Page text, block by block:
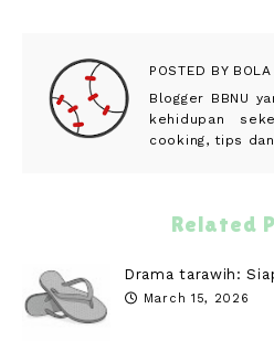
POSTED BYBOLA
Blogger BBNU
kehidupan
cooking, tips
Related
Drama tarawih:
March 15, 2026